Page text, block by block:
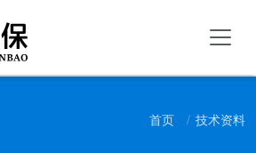
首页 技术资料